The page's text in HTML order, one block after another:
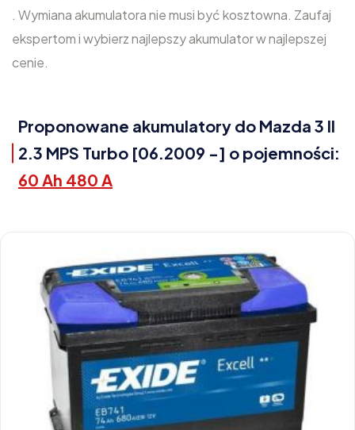
. Wymiana akumulatora nie musi być kosztowna. Zaufaj
ekspertom i wybierz najlepszy akumulator w najlepszej
cenie.
Proponowane akumulatory do Mazda 3 II
2.3 MPS Turbo [06.2009 -] o pojemności:
60 Ah 480 A